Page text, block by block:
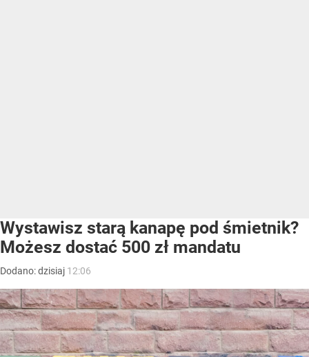
Wystawisz starą kanapę pod śmietnik?
Możesz dostać 500 zł mandatu
Dodano:dzisiaj 12:06